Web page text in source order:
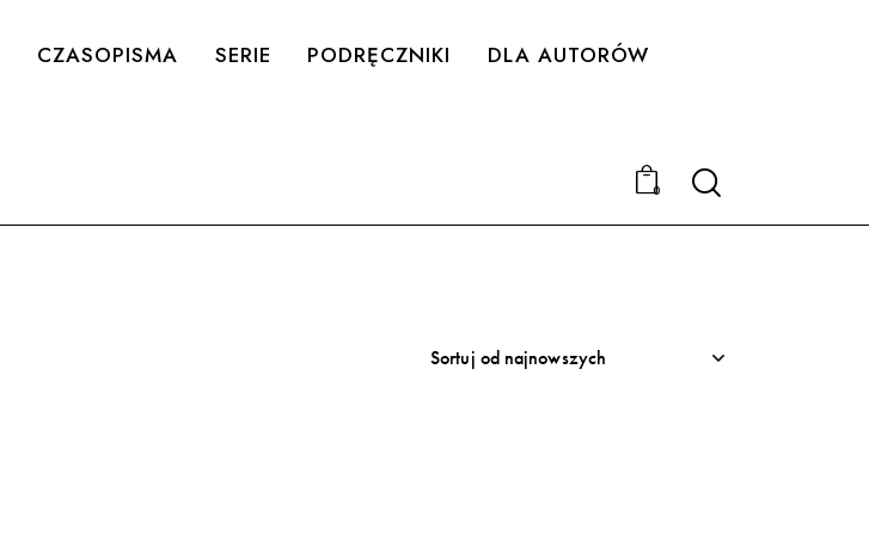
CZASOPISMA SERIE PODRĘCZNIKI
DLA AUTORÓW
0 Search